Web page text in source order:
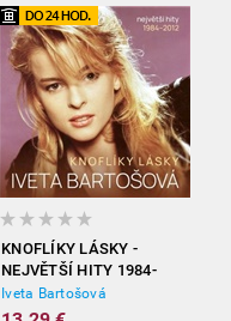
KNOFLÍKY LÁSKY -
NEJVĚTŠÍ HITY 1984-
2012
Iveta Bartošová